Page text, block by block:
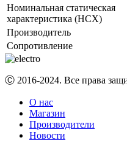
Номинальная статическая
характеристика (НСХ)
Производитель
Сопротивление
Ⓒ 2016-2024. Все права
О нас
Магазин
Производители
Новости